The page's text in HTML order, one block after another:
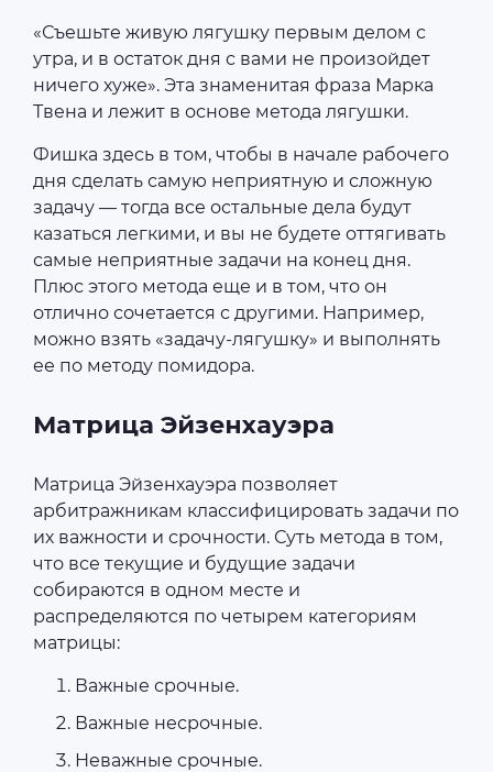
«Съешьте живую лягушку первым делом с
утра, и в остаток дня с вами не произойдет
ничего хуже». Эта знаменитая фраза Марка
Твена и лежит в основе метода лягушки.
Фишка здесь в том, чтобы в начале рабочего
дня сделать самую неприятную и сложную
задачу — тогда все остальные дела будут
казаться легкими, и вы не будете оттягивать
самые неприятные задачи на конец дня.
Плюс этого метода еще и в том, что он
отлично сочетается с другими. Например,
можно взять «задачу-лягушку» и выполнять
ее по методу помидора.
Матрица Эйзенхауэра
Матрица Эйзенхауэра позволяет
арбитражникам классифицировать задачи по
их важности и срочности. Суть метода в том,
что все текущие и будущие задачи
собираются в одном месте и
распределяются по четырем категориям
матрицы:
Важные срочные.
Важные несрочные.
Неважные срочные.